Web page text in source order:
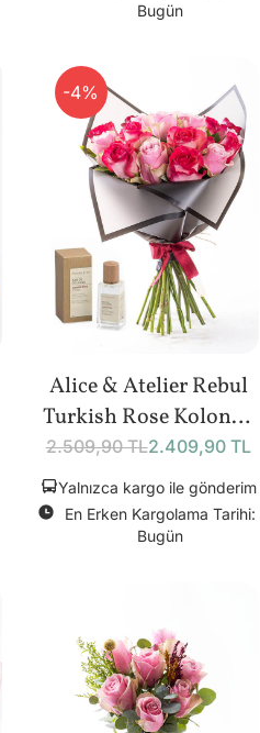
Bugün
-4%
Alice & Atelier Rebul
Turkish Rose Kolonya
(50 ml) Bundle
2.509,90 TL2.409,90 TL
Yalnızca kargo ile gönderim
En Erken Kargolama Tarihi:
Bugün